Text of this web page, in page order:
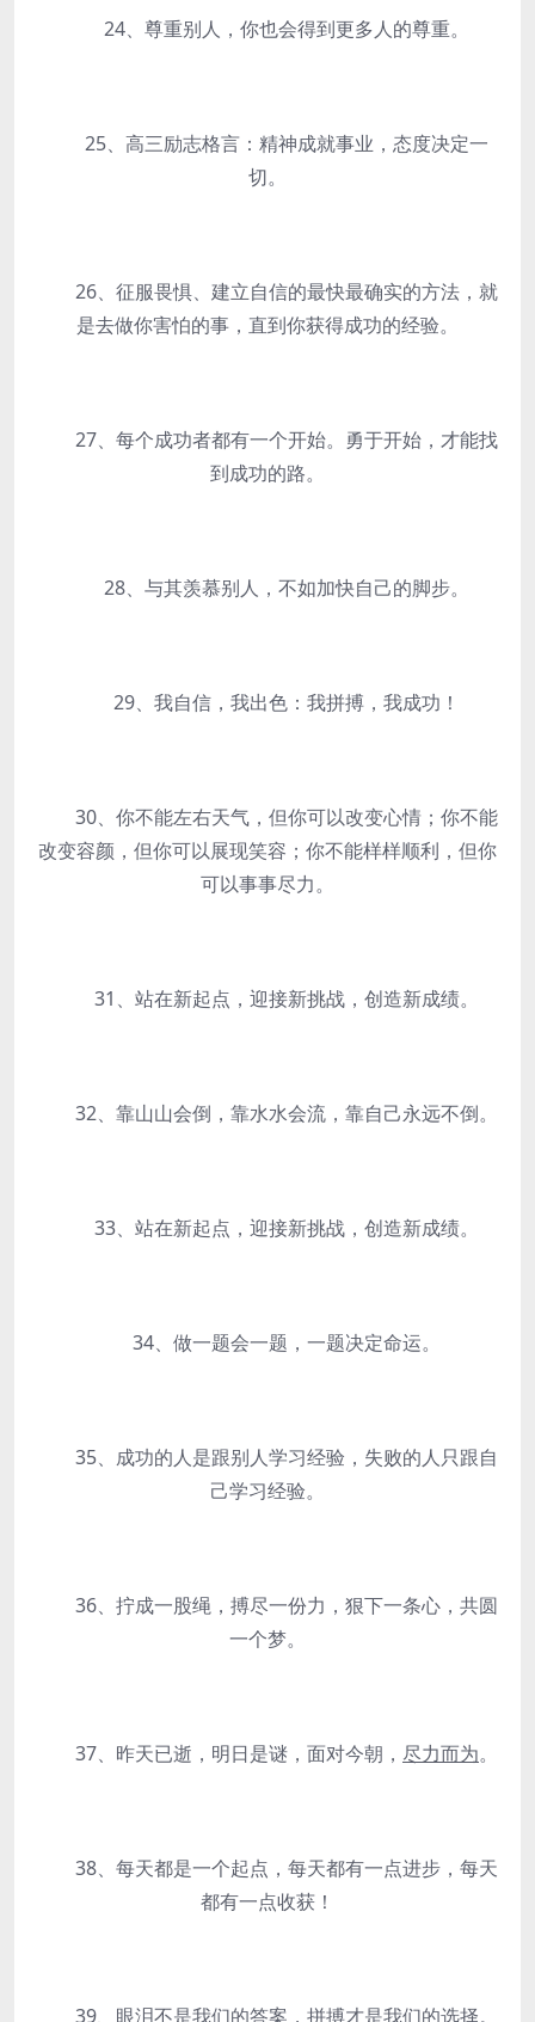
24、尊重别人，你也会得到更多人的尊重。
25、高三励志格言：精神成就事业，态度决定一
切。
26、征服畏惧、建立自信的最快最确实的方法，就
是去做你害怕的事，直到你获得成功的经验。
27、每个成功者都有一个开始。勇于开始，才能找
到成功的路。
28、与其羡慕别人，不如加快自己的脚步。
29、我自信，我出色：我拼搏，我成功！
30、你不能左右天气，但你可以改变心情；你不能
改变容颜，但你可以展现笑容；你不能样样顺利，但你
可以事事尽力。
31、站在新起点，迎接新挑战，创造新成绩。
32、靠山山会倒，靠水水会流，靠自己永远不倒。
33、站在新起点，迎接新挑战，创造新成绩。
34、做一题会一题，一题决定命运。
35、成功的人是跟别人学习经验，失败的人只跟自
己学习经验。
36、拧成一股绳，搏尽一份力，狠下一条心，共圆
一个梦。
37、昨天已逝，明日是谜，面对今朝， 尽力而为。
38、每天都是一个起点，每天都有一点进步，每天
都有一点收获！
39、眼泪不是我们的答案，拼搏才是我们的选择。